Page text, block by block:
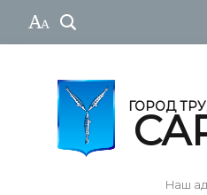
ГОРОД
Наш